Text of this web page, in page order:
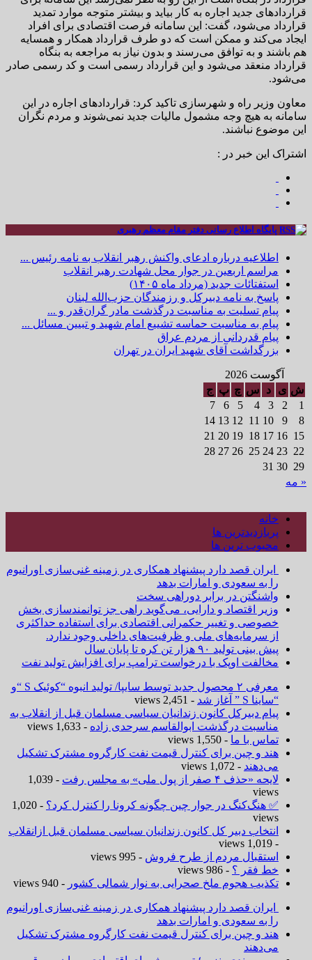
قراردادهای جدید اجاره به کار بیاید و بیشتر متوجه موارد تمدید
قرارداد می‌شود، گفت: این سامانه فرصت اقتصادی برای افراد
ایجاد می‌کند و ممکن است که دو طرف قرارداد همکار و همسایه
هم باشند و به توافق می‌رسند و بدون نیاز به مراجعه به بنگاه
قرارداد منعقد می‌شود و این قرارداد رسمی است و کد رسمی صادر
می‌شود.
معاون وزیر راه و شهرسازی تاکید کرد: قراردادهای اجاره در این
سامانه به هیچ وجه مشمول مالیات جدید نمی‌شوند و مردم نگران
این موضوع نباشند.
اشتراک این خبر در :
پایگاه اطلاع رسانی دفتر مقام معظم رهبری
اطلاعیه درباره ادعای واکنش رهبر انقلاب به نامه رئیس ...
مراسم اربعین در جوار محل شهادت رهبر انقلاب
استفتائات جدید (مرداد ماه ۱۴۰۵)
پاسخ به نامه دبیرکل و رزمندگان حزب‌الله لبنان
پیام تسلیت به مناسبت درگذشت مادر گران‌قدر و ...
پیام به مناسبت حماسه تشییع امام شهید و تبیین مسائل ...
پیام قدردانی از مردم عراق
بزرگداشت آقای شهید ایران در تهران
آگوست 2026
ش ی د س چ پ ج
1
2
3
4
5
6
7
8
9
10
11
12
13
14
15
16
17
18
19
20
21
22
23
24
25
26
27
28
29
30
31
« مه
خانه
پربازدیدترین ها
محبوب ترین ها
ایران قصد دارد پیشنهاد همکاری در زمینه غنی‌سازی اورانیوم
را به سعودی و امارات بدهد
واشنگتن در برابر دوراهی سخت
وزیر اقتصاد و دارایی، می‌گوید راهی جز توانمندسازی بخش
خصوصی و تغییر حکمرانی اقتصادی برای استفاده حداکثری
از سرمایه‌های ملی و ظرفیت‌های داخلی وجود ندارد.
پیش بینی تولید ۹۰ هزار تن کره تا پایان سال
مخالفت اوپک با درخواست ترامپ برای افزایش تولید نفت
معرفی ۲ محصول جدید توسط سایپا/ تولید انبوه “کوئیک S “و
“ساینا S ” آغاز شد
- 2,451 views
پیام دبیرکل کانون زندانیان سیاسی مسلمان قبل از انقلاب به
مناسبت درگذشت ابوالقاسم سرحدی زاده - 1,633 views
تماس با ما - 1,550 views
هند و چین برای کنترل قیمت نفت کارگروه مشترک تشکیل
می‌دهند - 1,072 views
لایحه «حذف ۴ صفر از پول ملی» به مجلس رفت
- 1,039
views
✅ هنگ‌کنگ در جوار چین چگونه کرونا را کنترل کرد؟
- 1,020
views
انتخاب دبیر کل کانون زندانیان سیاسی مسلمان قبل ازانقلاب
- 1,019 views
استقبال مردم از طرح فروش - 995 views
خط فقر ؟ - 986 views
تکذیب هجوم ملخ صحرایی به نوار شمالی کشور - 940 views
ایران قصد دارد پیشنهاد همکاری در زمینه غنی‌سازی اورانیوم
را به سعودی و امارات بدهد
هند و چین برای کنترل قیمت نفت کارگروه مشترک تشکیل
می‌دهند